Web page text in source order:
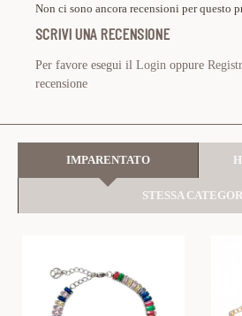
Non ci sono ancora recensioni per questo
SCRIVI UNA RECENSIONE
Per favore esegui il Login oppure
recensione
IMPARENTATO
STESSA